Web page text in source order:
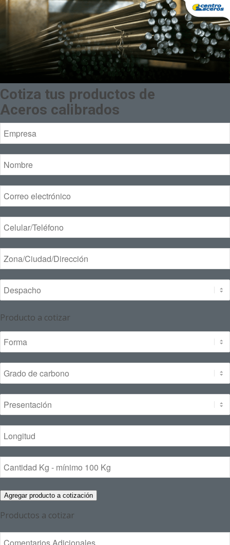
Cotiza tus productos de
Aceros calibrados
Producto a cotizar
Agregar producto a cotización
Productos a cotizar